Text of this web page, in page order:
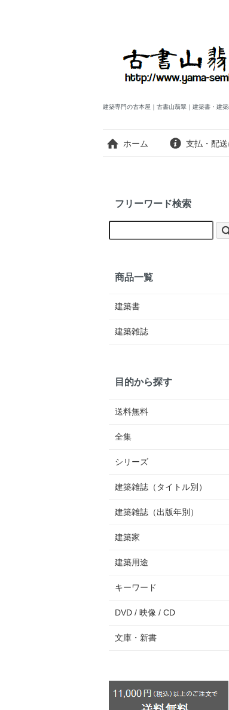
建築専門の古本屋｜古書山翡翠｜建築書・建
ホーム 支払・配
フリーワード検索
商品一覧
建築書
建築雑誌
目的から探す
送料無料
全集
シリーズ
建築雑誌（タイトル別）
建築雑誌（出版年別）
建築家
建築用途
キーワード
DVD / 映像 / CD
文庫・新書